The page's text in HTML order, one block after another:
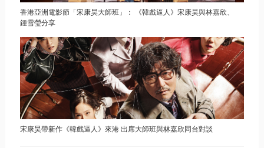
香港亞洲電影節「宋康昊大師班」： 《韓戲逼人》宋康昊與林嘉欣、
鍾雪瑩分享
宋康昊帶新作《韓戲逼人》來港 出席大師班與林嘉欣同台對談